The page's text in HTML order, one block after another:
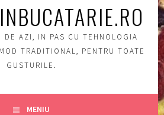
DE AZI, IN PAS CU TEHNOLOGIA
TRADITIONAL, PENTRU TOATE
GUSTURILE.
MENIU